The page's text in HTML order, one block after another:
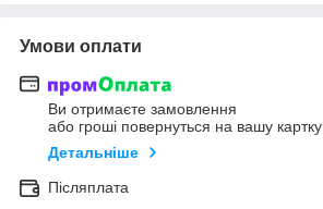
Умови оплати
Ви отримаєте замовлення
або гроші повернуться на вашу картку
Детальніше
Післяплата